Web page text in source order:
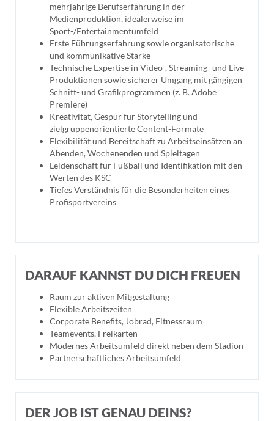
mehrjährige Berufserfahrung in der
Medienproduktion, idealerweise im
Sport-/Entertainmentumfeld
Erste Führungserfahrung sowie organisatorische
und kommunikative Stärke
Technische Expertise in Video-, Streaming- und Live-
Produktionen sowie sicherer Umgang mit gängigen
Schnitt- und Grafikprogrammen (z. B. Adobe
Premiere)
Kreativität, Gespür für Storytelling und
zielgruppenorientierte Content-Formate
Flexibilität und Bereitschaft zu Arbeitseinsätzen an
Abenden, Wochenenden und Spieltagen
Leidenschaft für Fußball und Identifikation mit den
Werten des KSC
Tiefes Verständnis für die Besonderheiten eines
Profisportvereins
DARAUF KANNST DU DICH FREUEN
Raum zur aktiven Mitgestaltung
Flexible Arbeitszeiten
Corporate Benefits, Jobrad, Fitnessraum
Teamevents, Freikarten
Modernes Arbeitsumfeld direkt neben dem Stadion
Partnerschaftliches Arbeitsumfeld
DER JOB IST GENAU DEINS?